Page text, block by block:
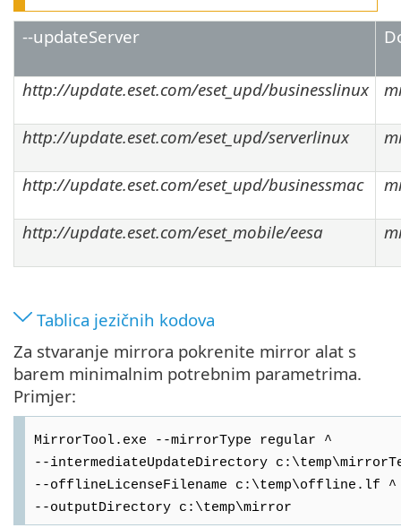
--updateServer
http://update.eset.com/eset_upd/businesslinux
http://update.eset.com/eset_upd/serverlinux
http://update.eset.com/eset_upd/businessmac
http://update.eset.com/eset_mobile/eesa
Tablica jezičnih kodova
Za stvaranje mirrora pokrenite mirror alat s
barem minimalnim potrebnim parametrima.
Primjer:
MirrorTool.exe --mirrorType regular ^
--intermediateUpdateDirectory
--offlineLicenseFilename c:\temp\offline.lf ^
--outputDirectory c:\temp\mirror